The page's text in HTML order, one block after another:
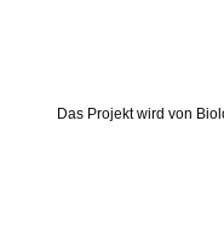
Das Projekt wird von